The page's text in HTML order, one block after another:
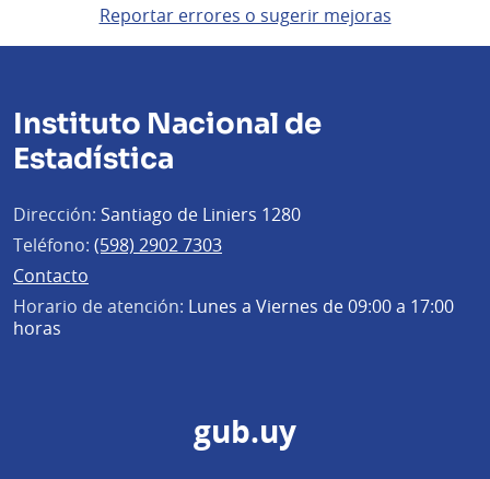
Reportar errores o sugerir mejoras
Instituto Nacional de
Estadística
Dirección: Santiago de Liniers 1280
Teléfono: (598) 2902 7303
Contacto
Horario de atención: Lunes a Viernes de 09:00 a 17:00
horas
gub.uy